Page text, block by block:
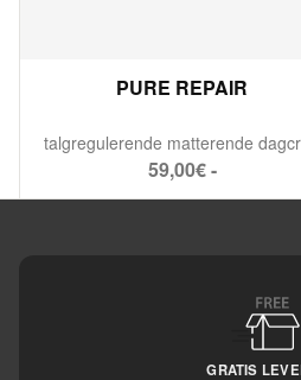
PURE REPAIR
59,00€ -
GRATIS